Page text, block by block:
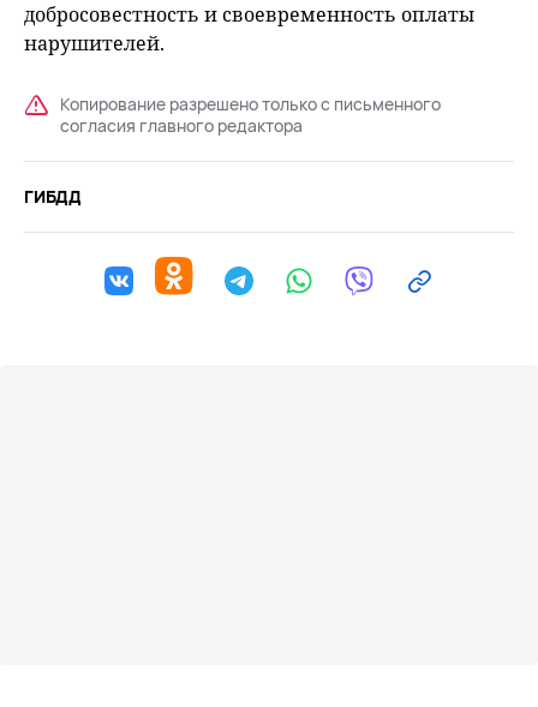
добросовестность и своевременность оплаты
нарушителей.
Копирование разрешено только с письменного
согласия главного редактора
ГИБДД